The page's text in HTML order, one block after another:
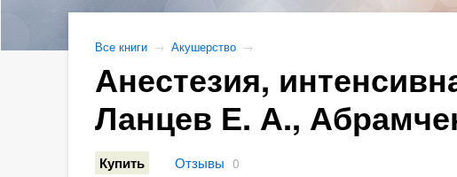
Все книги → Акушерство →
Анестезия,
Ланцев Е. А.,
Купить Отзывы 0